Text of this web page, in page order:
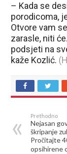
– Kada se
porodicoma,
Otvore vam
zarasle, niti
podsjeti na
kaže Kozlić.
Prethodno
Nejasan
škripanje
Pročitajte
opsihirene